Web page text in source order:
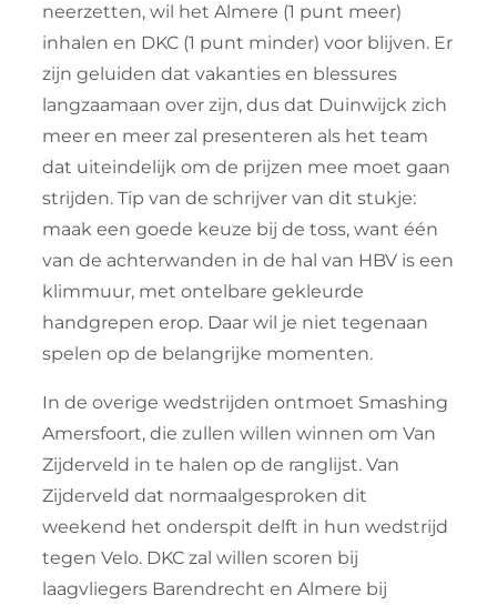
neerzetten, wil het Almere (1 punt meer)
inhalen en DKC (1 punt minder) voor blijven. Er
zijn geluiden dat vakanties en blessures
langzaamaan over zijn, dus dat Duinwijck zich
meer en meer zal presenteren als het team
dat uiteindelijk om de prijzen mee moet gaan
strijden. Tip van de schrijver van dit stukje:
maak een goede keuze bij de toss, want één
van de achterwanden in de hal van HBV is een
klimmuur, met ontelbare gekleurde
handgrepen erop. Daar wil je niet tegenaan
spelen op de belangrijke momenten.
In de overige wedstrijden ontmoet Smashing
Amersfoort, die zullen willen winnen om Van
Zijderveld in te halen op de ranglijst. Van
Zijderveld dat normaalgesproken dit
weekend het onderspit delft in hun wedstrijd
tegen Velo. DKC zal willen scoren bij
laagvliegers Barendrecht en Almere bij